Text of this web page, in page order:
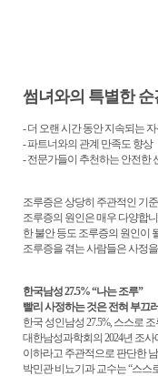
썸녀와의 특별한 순
- 더 오랜 시간 동안 지속되는
- 파트너와의 관계 만족도 향상
- 전문가들이 추천하는 안전한
조루증은 상당히 주관적인 기
조루증의 원인은 매우 다양합
한 불안 등도 조루증의 원인이
조루증을 겪는 사람들은 사정
한국남성 27.5% “나는 조루”
빨리 사정하는 것은 전혀 부끄
한국 성인남성 27.5%, 스스로
대한남성과학회의 2024년 조
이하라고 주관적으로 판단한
박민관 비뇨기과 교수는 “스스